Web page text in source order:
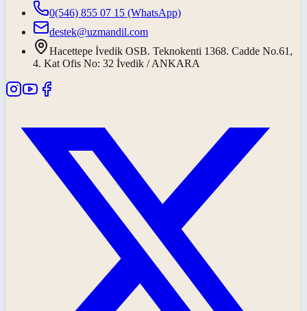
0(546) 855 07 15 (WhatsApp)
destek@uzmandil.com
Hacettepe İvedik OSB. Teknokenti 1368. Cadde No.61,
4. Kat Ofis No: 32 İvedik / ANKARA